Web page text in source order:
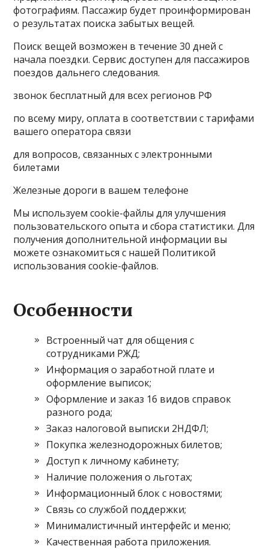
фотографиям. Пассажир будет проинформирован
о результатах поиска забытых вещей.
Поиск вещей возможен в течение 30 дней с
начала поездки. Сервис доступен для пассажиров
поездов дальнего следования.
звонок бесплатный для всех регионов РФ
по всему миру, оплата в соответствии с тарифами
вашего оператора связи
для вопросов, связанных с электронными
билетами
Железные дороги в вашем телефоне
Мы используем cookie-файлы для улучшения
пользовательского опыта и сбора статистики. Для
получения дополнительной информации вы
можете ознакомиться с нашей Политикой
использования cookie-файлов.
Особенности
Встроенный чат для общения с
сотрудниками РЖД;
Информация о заработной плате и
оформление выписок;
Оформление и заказ 16 видов справок
разного рода;
Заказ налоговой выписки 2НДФЛ;
Покупка железнодорожных билетов;
Доступ к личному кабинету;
Наличие положения о льготах;
Информационный блок с новостями;
Связь со службой поддержки;
Минималистичный интерфейс и меню;
Качественная работа приложения.